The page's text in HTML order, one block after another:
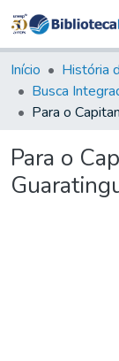
Início História
Busca
Para o